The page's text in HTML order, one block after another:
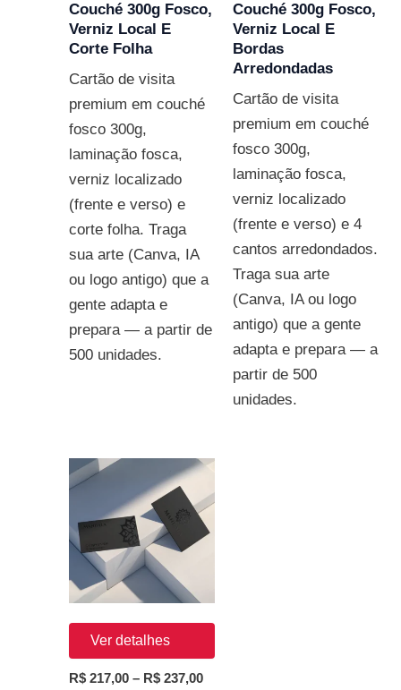
Couché 300g Fosco,
Verniz Local E
Corte Folha
Cartão de visita
premium em couché
fosco 300g,
laminação fosca,
verniz localizado
(frente e verso) e
corte folha. Traga
sua arte (Canva, IA
ou logo antigo) que a
gente adapta e
prepara — a partir de
500 unidades.
Couché 300g Fosco,
Verniz Local E
Bordas
Arredondadas
Cartão de visita
premium em couché
fosco 300g,
laminação fosca,
verniz localizado
(frente e verso) e 4
cantos arredondados.
Traga sua arte
(Canva, IA ou logo
antigo) que a gente
adapta e prepara — a
partir de 500
unidades.
Ver detalhes
R$ 217,00 – R$ 237,00
Faixa
preço:
R$ 217,00
através